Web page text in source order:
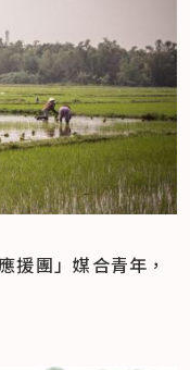
援團」媒合青年，